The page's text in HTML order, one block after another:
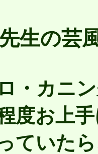
生の芸
・カニ
度お上
ていた